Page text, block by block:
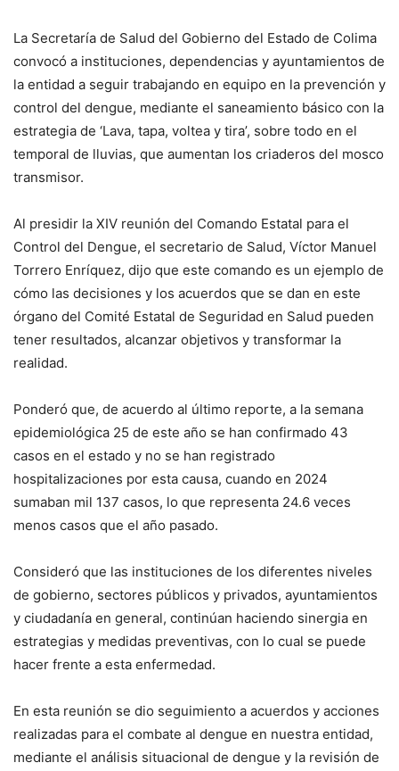
La Secretaría de Salud del Gobierno del Estado de Colima
convocó a instituciones, dependencias y ayuntamientos de
la entidad a seguir trabajando en equipo en la prevención y
control del dengue, mediante el saneamiento básico con la
estrategia de ‘Lava, tapa, voltea y tira’, sobre todo en el
temporal de lluvias, que aumentan los criaderos del mosco
transmisor.
Al presidir la XIV reunión del Comando Estatal para el
Control del Dengue, el secretario de Salud, Víctor Manuel
Torrero Enríquez, dijo que este comando es un ejemplo de
cómo las decisiones y los acuerdos que se dan en este
órgano del Comité Estatal de Seguridad en Salud pueden
tener resultados, alcanzar objetivos y transformar la
realidad.
Ponderó que, de acuerdo al último reporte, a la semana
epidemiológica 25 de este año se han confirmado 43
casos en el estado y no se han registrado
hospitalizaciones por esta causa, cuando en 2024
sumaban mil 137 casos, lo que representa 24.6 veces
menos casos que el año pasado.
Consideró que las instituciones de los diferentes niveles
de gobierno, sectores públicos y privados, ayuntamientos
y ciudadanía en general, continúan haciendo sinergia en
estrategias y medidas preventivas, con lo cual se puede
hacer frente a esta enfermedad.
En esta reunión se dio seguimiento a acuerdos y acciones
realizadas para el combate al dengue en nuestra entidad,
mediante el análisis situacional de dengue y la revisión de